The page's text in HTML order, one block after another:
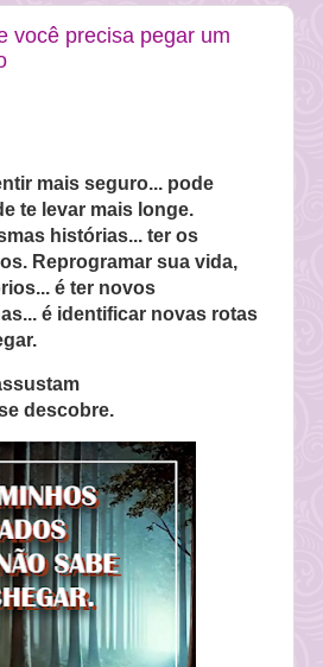
você precisa pegar um
mais seguro... pode
te levar mais longe.
histórias... ter os
Reprogramar sua vida,
é ter novos
é identificar novas rotas
descobre.